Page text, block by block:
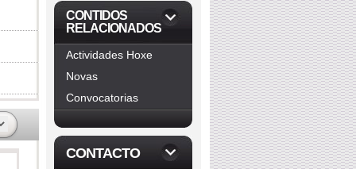
CONTIDOS
RELACIONADOS
Actividades Hoxe
Novas
Convocatorias
CONTACTO